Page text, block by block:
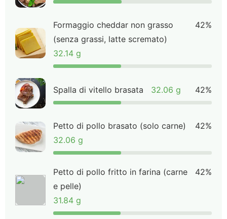
Formaggio cheddar non grasso
(senza grassi, latte scremato)
32.14 g
42%
Spalla di vitello brasata 32.06 g 42%
Petto di pollo brasato (solo carne)
32.06 g
42%
Petto di pollo fritto in farina (carne
e pelle)
31.84 g
42%